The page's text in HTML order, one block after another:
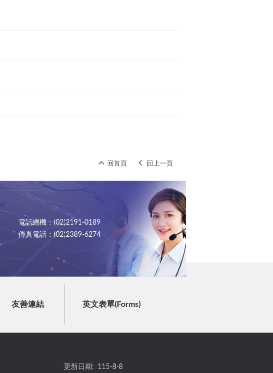
回首頁 回上一頁
電話總機：(02)2191-0189
傳真電話：(02)2389-6274
友善連結 英文表單(Forms)
更新日期: 115-8-8